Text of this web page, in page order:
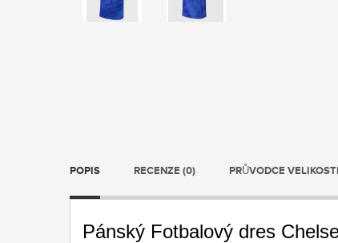
POPIS RECENZE (0) PRŮVODCE
Pánský Fotbalový dres